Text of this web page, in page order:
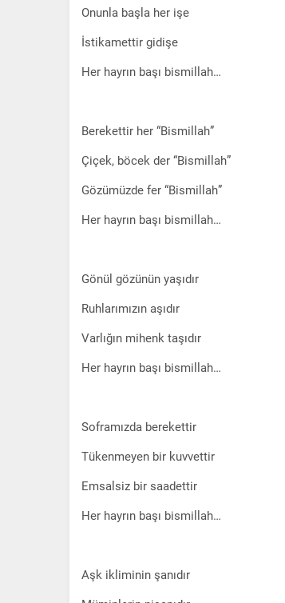
Onunla başla her işe
İstikamettir gidişe
Her hayrın başı bismillah…
Berekettir her “Bismillah”
Çiçek, böcek der “Bismillah”
Gözümüzde fer “Bismillah”
Her hayrın başı bismillah…
Gönül gözünün yaşıdır
Ruhlarımızın aşıdır
Varlığın mihenk taşıdır
Her hayrın başı bismillah…
Soframızda berekettir
Tükenmeyen bir kuvvettir
Emsalsiz bir saadettir
Her hayrın başı bismillah…
Aşk ikliminin şanıdır